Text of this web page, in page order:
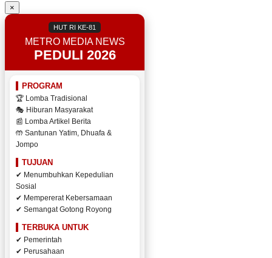
×
HUT RI KE-81
METRO MEDIA NEWS
PEDULI 2026
PROGRAM
🏆 Lomba Tradisional
🎭 Hiburan Masyarakat
📰 Lomba Artikel Berita
🤲 Santunan Yatim, Dhuafa &
Jompo
TUJUAN
✔ Menumbuhkan Kepedulian
Sosial
✔ Mempererat Kebersamaan
✔ Semangat Gotong Royong
TERBUKA UNTUK
✔ Pemerintah
✔ Perusahaan